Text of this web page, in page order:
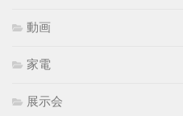
動画
家電
展示会